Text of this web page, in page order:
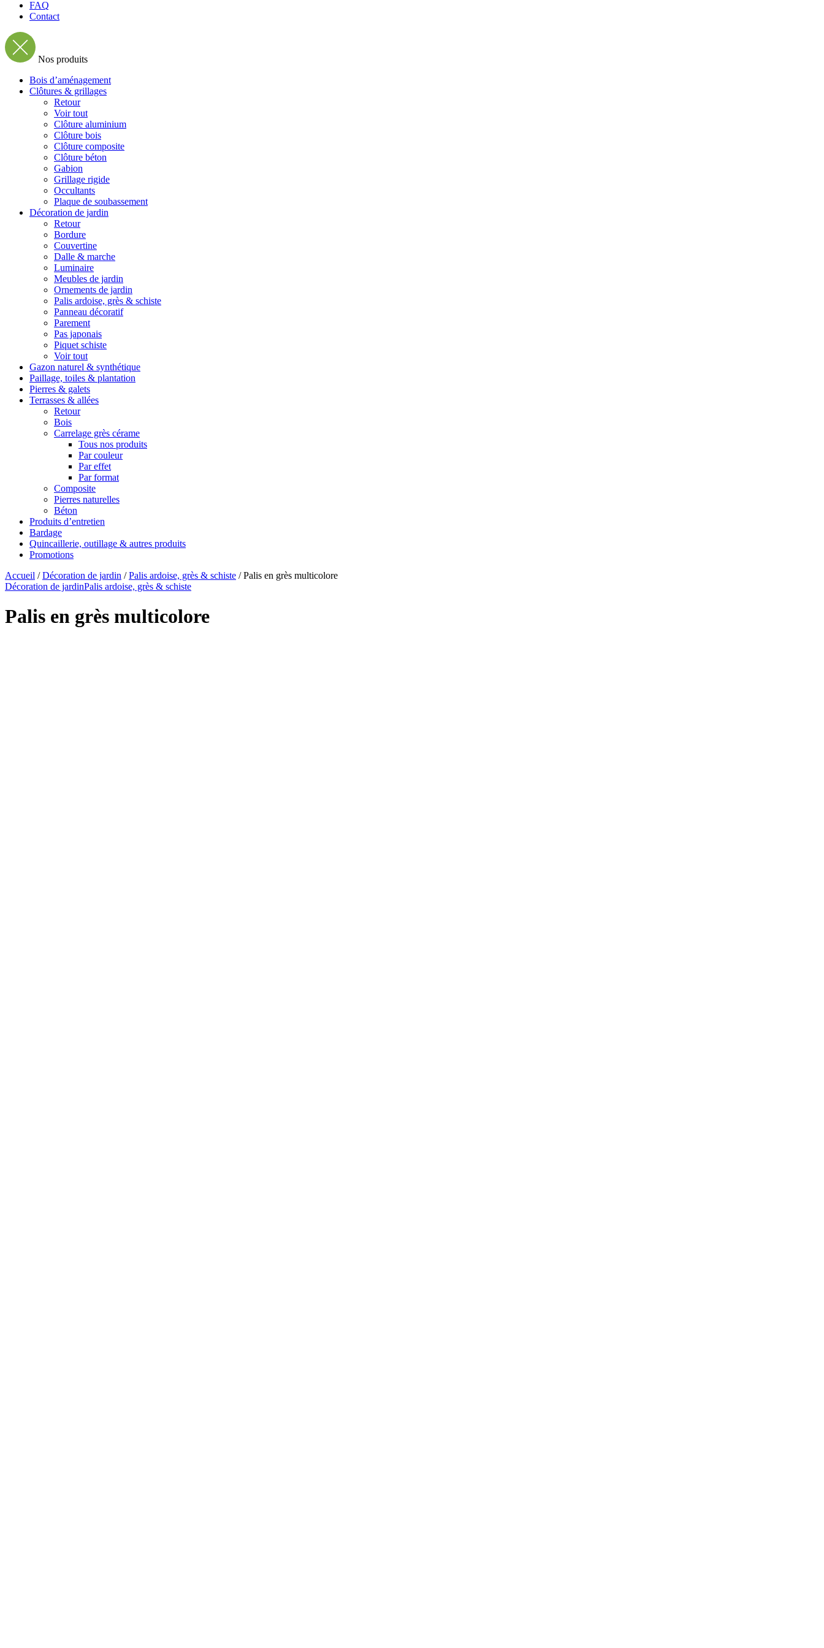
FAQ
Contact
Nos produits
Bois d’aménagement
Clôtures & grillages
Retour
Voir tout
Clôture aluminium
Clôture bois
Clôture composite
Clôture béton
Gabion
Grillage rigide
Occultants
Plaque de soubassement
Décoration de jardin
Retour
Bordure
Couvertine
Dalle & marche
Luminaire
Meubles de jardin
Ornements de jardin
Palis ardoise, grès & schiste
Panneau décoratif
Parement
Pas japonais
Piquet schiste
Voir tout
Gazon naturel & synthétique
Paillage, toiles & plantation
Pierres & galets
Terrasses & allées
Retour
Bois
Carrelage grès cérame
Tous nos produits
Par couleur
Par effet
Par format
Composite
Pierres naturelles
Béton
Produits d’entretien
Bardage
Quincaillerie, outillage & autres produits
Promotions
Accueil /Décoration de jardin /Palis ardoise, grès & schiste / Palis en grès multicolore
Décoration de jardinPalis ardoise, grès & schiste
Palis en grès multicolore